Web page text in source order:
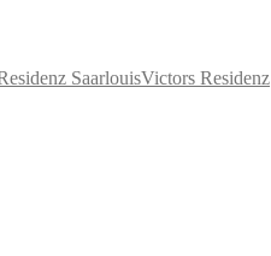
SaarlouisVictors Residenz